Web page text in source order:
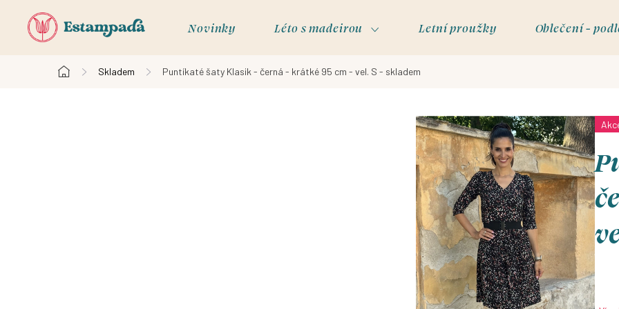
Novinky Léto s madeirou Letní proužky Oblečení -
Domů
Skladem Puntíkaté šaty Klasik - černá - krátké 95 cm - vel. S - skladem